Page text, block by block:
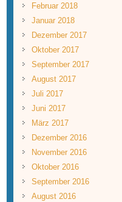
Februar 2018
Januar 2018
Dezember 2017
Oktober 2017
September 2017
August 2017
Juli 2017
Juni 2017
März 2017
Dezember 2016
November 2016
Oktober 2016
September 2016
August 2016